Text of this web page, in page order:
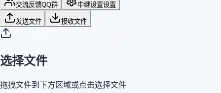
交流反馈QQ群 中继设置设置
发送文件 接收文件
选择文件
拖拽文件到下方区域或点击选择文件